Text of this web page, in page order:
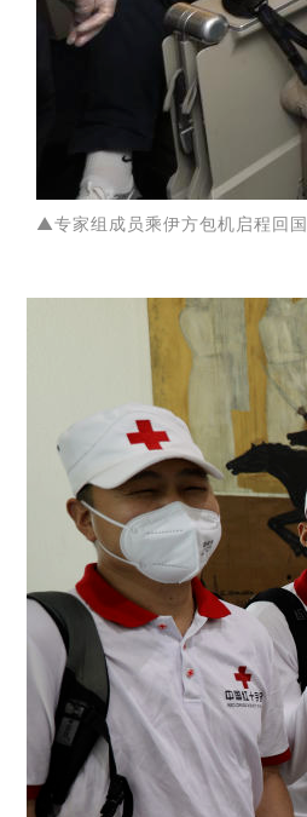
▲专家组成员乘伊方包机启程回国